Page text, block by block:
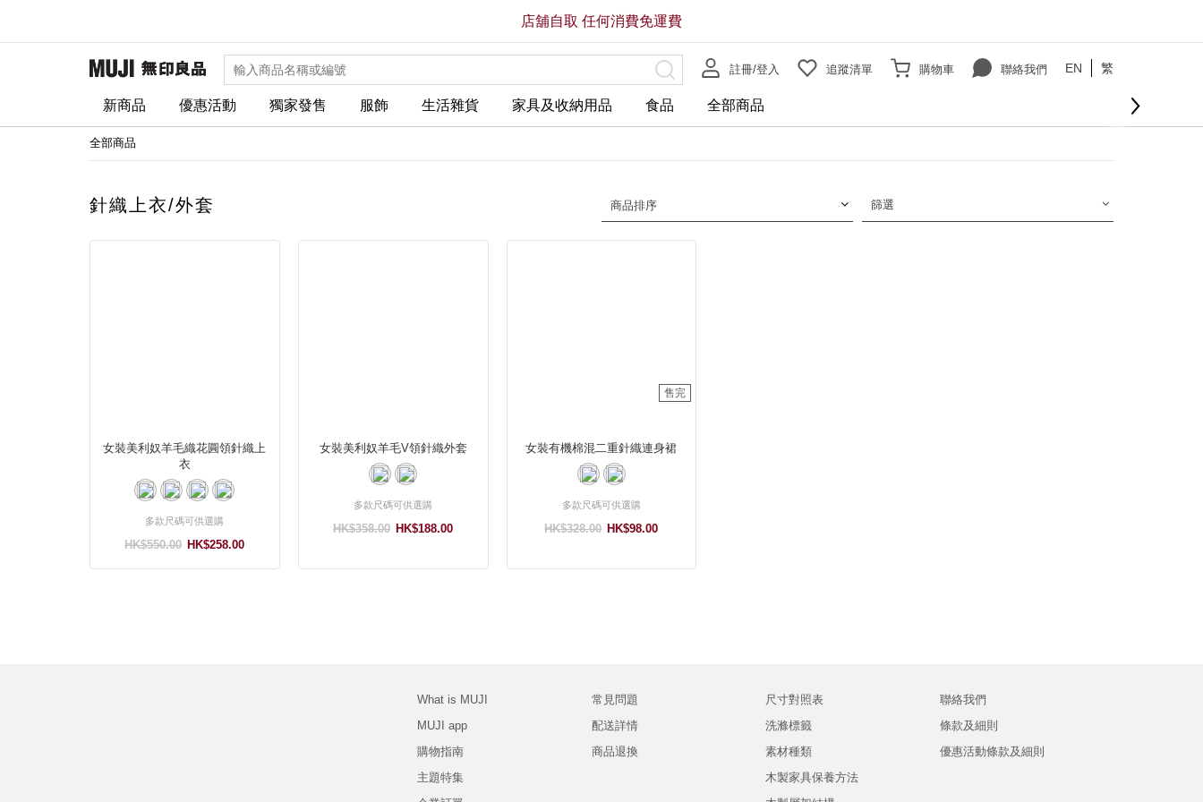
註冊/登入 追蹤清單 購物車 聯絡我們 EN 繁
新商品 優惠活動 獨家發售 服飾 生活雜貨 家具及收納用品 食品 全部商品
店舖自取 任何消費免運費
全部商品
針織上衣/外套 商品排序 篩選
女裝美利奴羊毛織花圓領針織上
衣
多款尺碼可供選購
HK$258.00
HK$550.00
女裝美利奴羊毛V領針織外套
多款尺碼可供選購
HK$188.00
HK$358.00
售完
女裝有機棉混二重針織連身裙
多款尺碼可供選購
HK$98.00
HK$328.00
What is MUJI
MUJI app
購物指南
主題特集
常見問題
配送詳情
商品退換
尺寸對照表
洗滌標籤
素材種類
木製家具保養方法
聯絡我們
條款及細則
優惠活動條款及細則